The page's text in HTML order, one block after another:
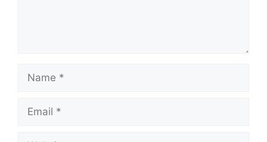
Name
Email
Website